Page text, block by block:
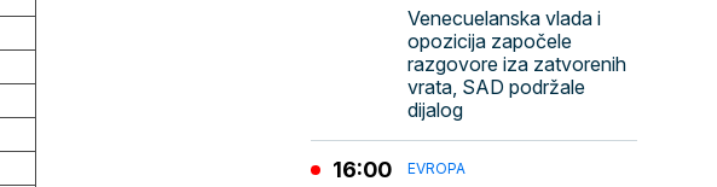
Venecuelanska vlada i
opozicija započele
razgovore iza zatvorenih
vrata, SAD podržale
dijalog
EVROPA
16:00